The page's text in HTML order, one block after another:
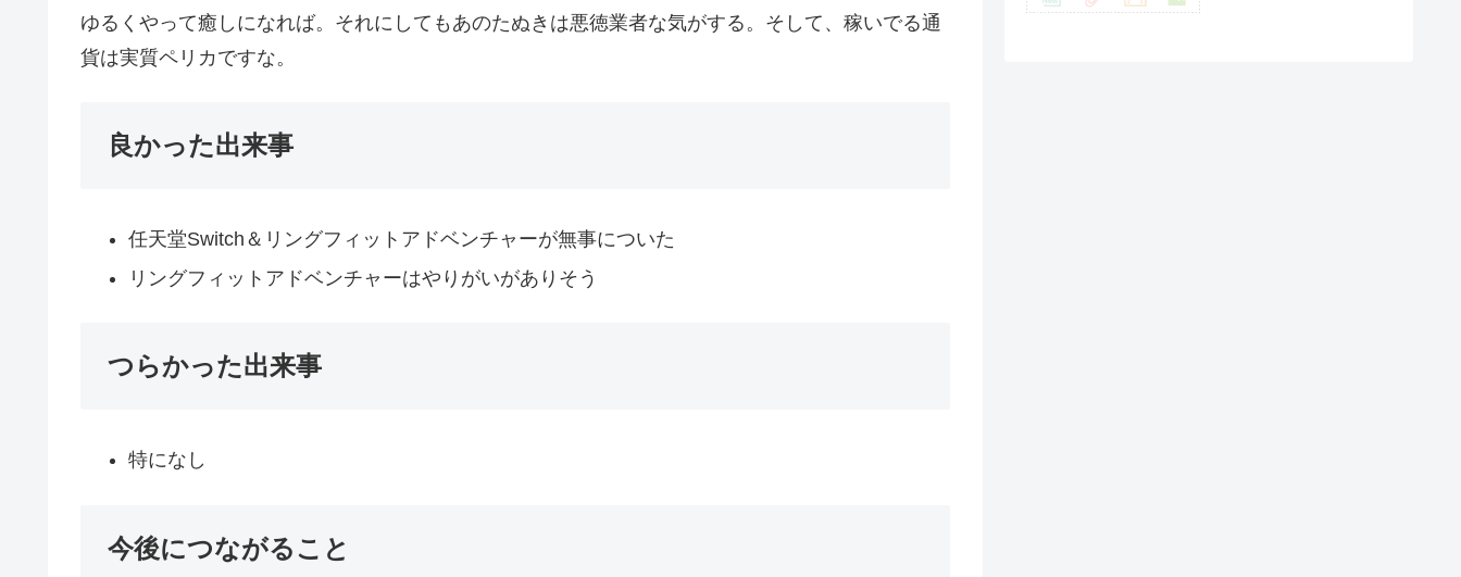
ゆるくやって癒しになれば。それにしてもあのたぬきは悪徳業者な気がする。そして、稼いでる通
貨は実質ペリカですな。
良かった出来事
任天堂Switch＆リングフィットアドベンチャーが無事についた
リングフィットアドベンチャーはやりがいがありそう
つらかった出来事
特になし
今後につながること